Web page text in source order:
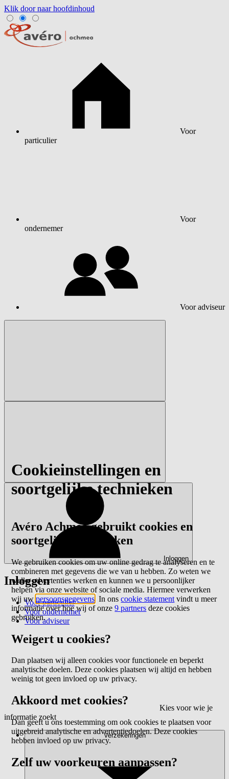
Klik door naar hoofdinhoud
Voor
particulier
Voor
ondernemer
Voor adviseur
Inloggen
Inloggen
Voor particulier
Voor ondernemer
Voor adviseur
Kies voor wie je
informatie zoekt
Verzekeringen
Cookieinstellingen en
soortgelijke technieken
Avéro Achmea gebruikt cookies en
soortgelijke technieken
We gebruiken cookies om uw online gedrag te analyseren en te
combineren met gegevens die we van u hebben. Zo weten we
welke advertenties werken en kunnen we u persoonlijker
helpen via onze website of sociale media. Hiermee verwerken
wij uwpersoonsgegevens . In onscookie statement vindt u meer
informatie over hoe wij of onze9 partners deze cookies
gebruiken.
Weigert u cookies?
Dan plaatsen wij alleen cookies voor functionele en beperkt
analytische doelen. Deze cookies plaatsen wij altijd en hebben
weinig tot geen invloed op uw privacy.
Akkoord met cookies?
Dan geeft u ons toestemming om ook cookies te plaatsen voor
uitgebreid analytische en advertentiedoelen. Deze cookies
hebben invloed op uw privacy.
Zelf uw voorkeuren aanpassen?